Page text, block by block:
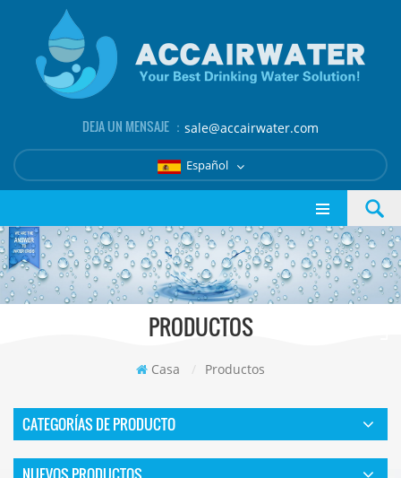
DEJA UN MENSAJE ： sale@accairwater.com
Español
PRODUCTOS
Casa / Productos
CATEGORÍAS DE PRODUCTO